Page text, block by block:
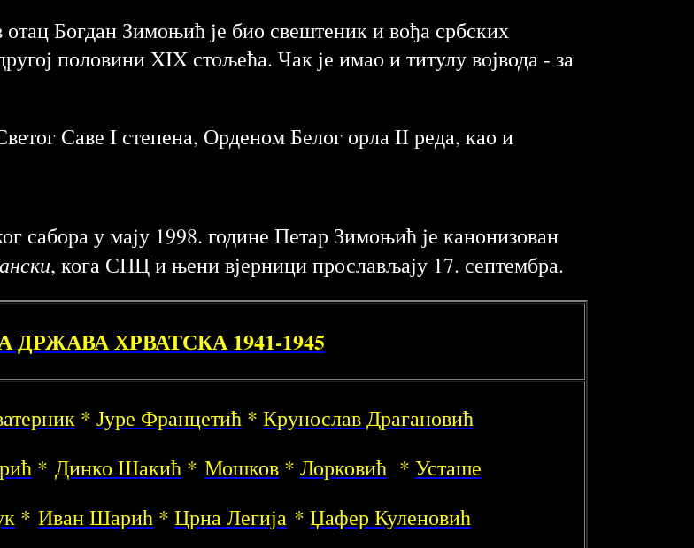
Богдан Зимоњић је био свештеник и вођа србских
половини XIX стољећа. Чак је имао и титулу војвода - за
Саве I степена, Орденом Белог орла II реда, као и
сабора у мају 1998. године Петар Зимоњић је канонизован
, кога СПЦ и њени вјерници прослављају 17. септембра.
ХРВАТСКА 1941-1945
* Јуре Францетић * Крунослав Драгановић
* Динко Шакић * Мошков * Лорковић * Усташе
* Иван Шарић * Црна Легија * Џафер Куленовић